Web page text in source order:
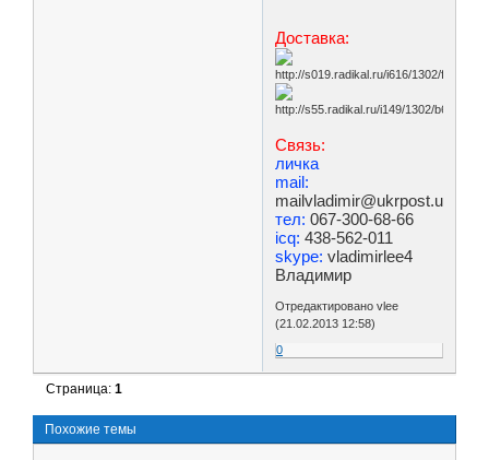
Доставка:
Связь:
личка
mail:
mailvladimir@ukrpost.ua
тел: 067-300-68-66
icq: 438-562-011
skype: vladimirlee4
Владимир
Отредактировано vlee
(21.02.2013 12:58)
0
Страница:1
Похожие темы